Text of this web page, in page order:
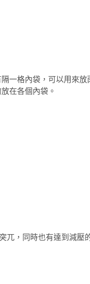
一格內袋，可以用來放
在各個內袋。
兀，同時也有達到減壓